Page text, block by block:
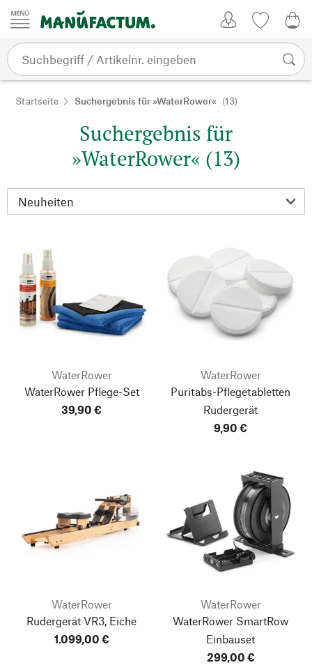
Zum Inhalt springen
Startseite Suchergebnis für »WaterRower« (13)
Suchergebnis für
»WaterRower« (13)
WaterRower
WaterRower Pflege-Set
39,90 €
WaterRower
Puritabs-Pflegetabletten
Rudergerät
9,90 €
WaterRower
Rudergerät VR3, Eiche
1.099,00 €
WaterRower
WaterRower SmartRow
Einbauset
299,00 €